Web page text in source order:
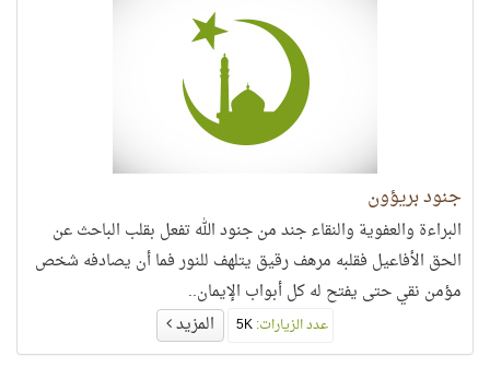
جنود بريؤون
البراءة والعفوية والنقاء جند من جنود الله تفعل بقلب الباحث عن
الحق الأفاعيل فقلبه مرهف رقيق يتلهف للنور فما أن يصادفه شخص
مؤمن نقي حتى يفتح له كل أبواب الإيمان..
عدد الزيارات: المزيد